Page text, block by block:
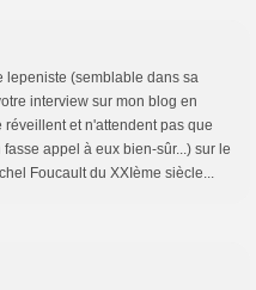
lepeniste (semblable dans sa
interview sur mon blog en
et n'attendent pas que
appel à eux bien-sûr...) sur le
Foucault du XXIème siècle...